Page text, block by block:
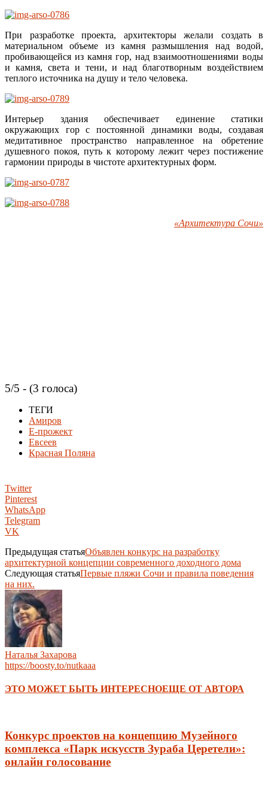
При разработке проекта, архитекторы желали создать в
материальном объеме из камня размышления над водой,
пробивающейся из камня гор, над взаимоотношениями воды
и камня, света и тени, и над благотворным воздействием
теплого источника на душу и тело человека.
Интерьер здания обеспечивает единение статики
окружающих гор с постоянной динамики воды, создавая
медитативное пространство направленное на обретение
душевного покоя, путь к которому лежит через постижение
гармонии природы в чистоте архитектурных форм.
«Архитектура Сочи»
5/5 - (3 голоса)
ТЕГИ
Амиров
Е-прожект
Евсеев
Красная Поляна
Twitter
Pinterest
WhatsApp
Telegram
VK
Предыдущая статьяОбъявлен конкурс на разработку
архитектурной концепции современного доходного дома
Следующая статьяПервые пляжи Сочи и правила поведения
на них.
Наталья Захарова
https://boosty.to/nutkaaa
ЭТО МОЖЕТ БЫТЬ ИНТЕРЕСНОЕЩЕ ОТ АВТОРА
Конкурс проектов на концепцию Музейного
комплекса «Парк искусств Зураба Церетели»:
онлайн голосование